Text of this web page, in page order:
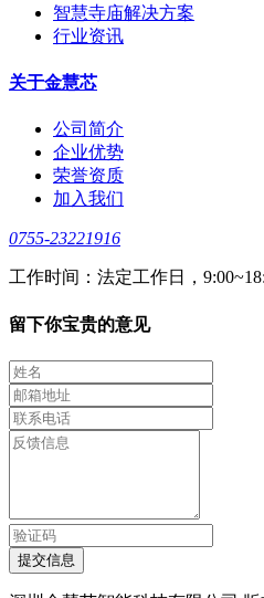
智慧寺庙解决方案
行业资讯
关于金慧芯
公司简介
企业优势
荣誉资质
加入我们
0755-23221916
工作时间：法定工作日，
留下你宝贵的意见
提交信息